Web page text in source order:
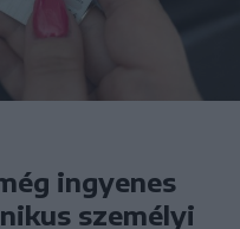
ingyenes
személyi